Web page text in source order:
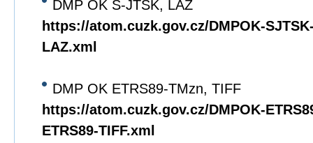
DMP OK S-JTSK, LAZ
https://atom.cuzk.gov.cz/DMPOK-
LAZ.xml
DMP OK ETRS89-TMzn, TIFF
https://atom.cuzk.gov.cz/DMPOK-
ETRS89-TIFF.xml